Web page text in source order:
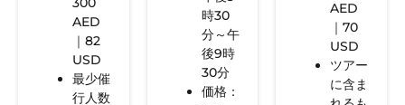
AED
｜82
USD
最少催
行人数
時30
分～午
後9時
30分
価格：
AED
｜70
USD
ツアー
に含ま